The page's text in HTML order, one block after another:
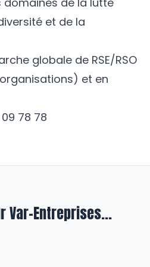
et de la
globale de RSE/RSO
et en
78 78
Var-Entreprises...